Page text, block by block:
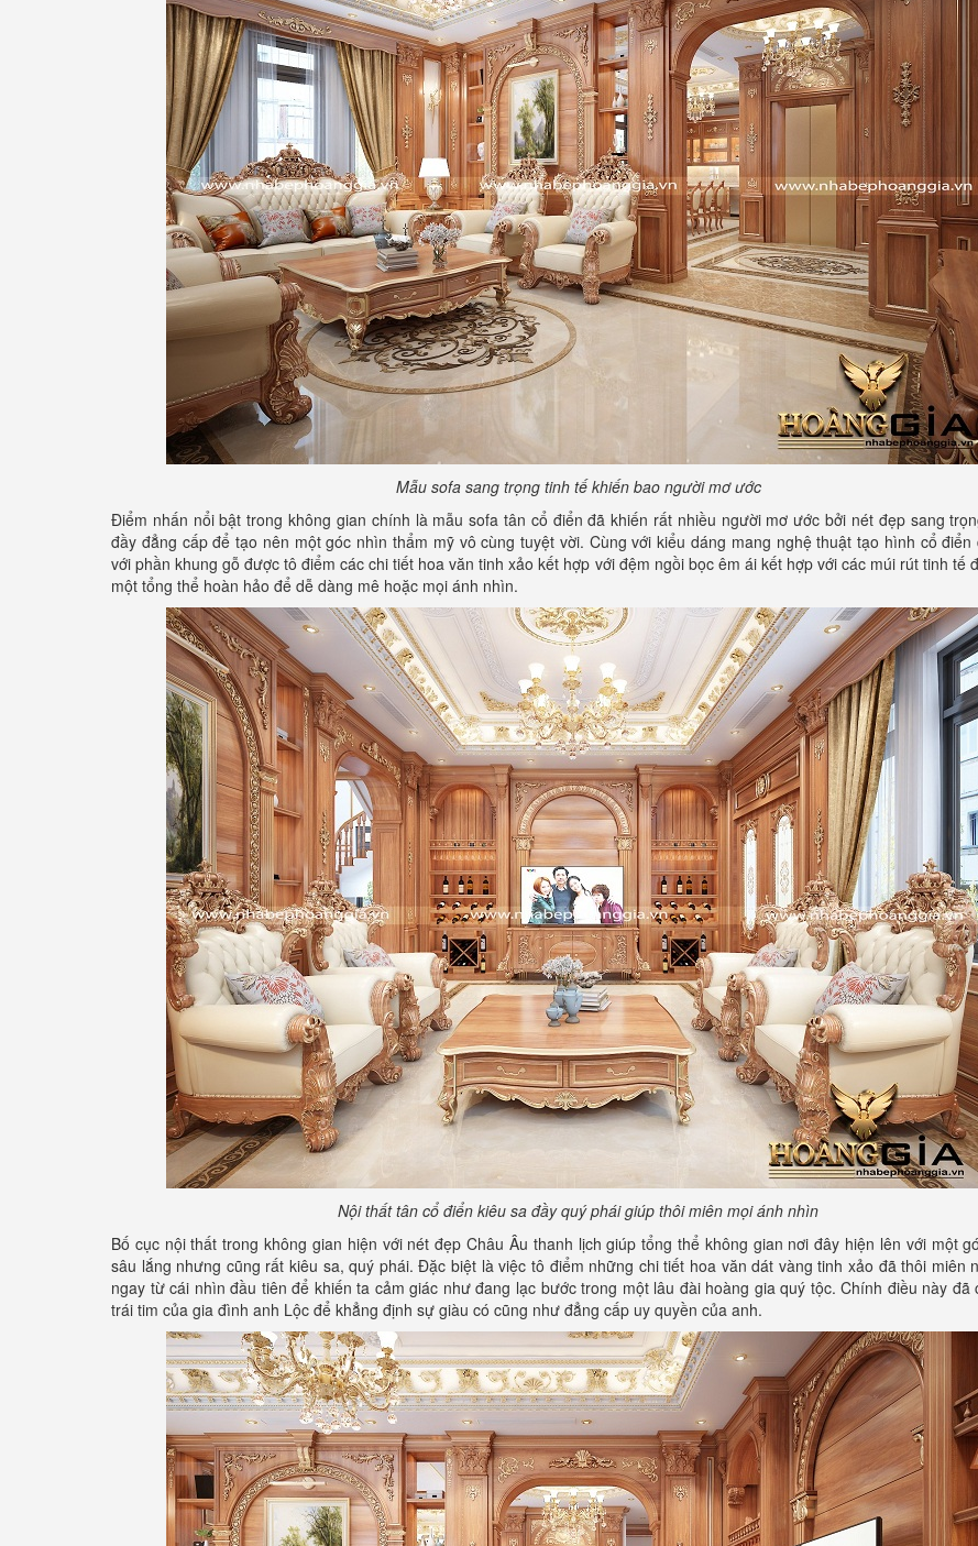
Mẫu sofa sang trọng tinh tế khiến bao người mơ ước
Điểm nhấn nổi bật trong không gian chính là mẫu sofa tân cổ điển đã khiến rất nhiều người mơ ước bởi nét đẹp sang
đầy đẳng cấp để tạo nên một góc nhìn thẩm mỹ vô cùng tuyệt vời. Cùng với kiểu dáng mang nghệ thuật tạo hình cổ điển
với phần khung gỗ được tô điểm các chi tiết hoa văn tinh xảo kết hợp với đệm ngồi bọc êm ái kết hợp với các múi rút tinh tế
một tổng thể hoàn hảo để dễ dàng mê hoặc mọi ánh nhìn.
Nội thất tân cổ điển kiêu sa đầy quý phái giúp thôi miên mọi ánh nhìn
Bố cục nội thất trong không gian hiện với nét đẹp Châu Âu thanh lịch giúp tổng thể không gian nơi đây hiện lên với một
sâu lắng nhưng cũng rất kiêu sa, quý phái. Đặc biệt là việc tô điểm những chi tiết hoa văn dát vàng tinh xảo đã thôi miên
ngay từ cái nhìn đầu tiên để khiến ta cảm giác như đang lạc bước trong một lâu đài hoàng gia quý tộc. Chính điều này đã
trái tim của gia đình anh Lộc để khẳng định sự giàu có cũng như đẳng cấp uy quyền của anh.